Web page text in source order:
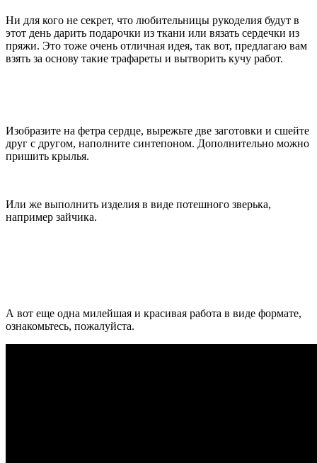
Ни для кого не секрет, что любительницы рукоделия будут в
этот день дарить подарочки из ткани или вязать сердечки из
пряжи. Это тоже очень отличная идея, так вот, предлагаю вам
взять за основу такие трафареты и вытворить кучу работ.
Изобразите на фетра сердце, вырежьте две заготовки и сшейте
друг с другом, наполните синтепоном. Дополнительно можно
пришить крылья.
Или же выполнить изделия в виде потешного зверька,
например зайчика.
А вот еще одна милейшая и красивая работа в виде формате,
ознакомьтесь, пожалуйста.